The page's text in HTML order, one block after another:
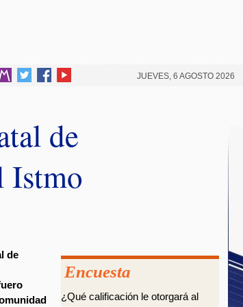
JUEVES, 6 AGOSTO 2026
de
Istmo
de
Encuesta
¿Qué calificación le otorgará al